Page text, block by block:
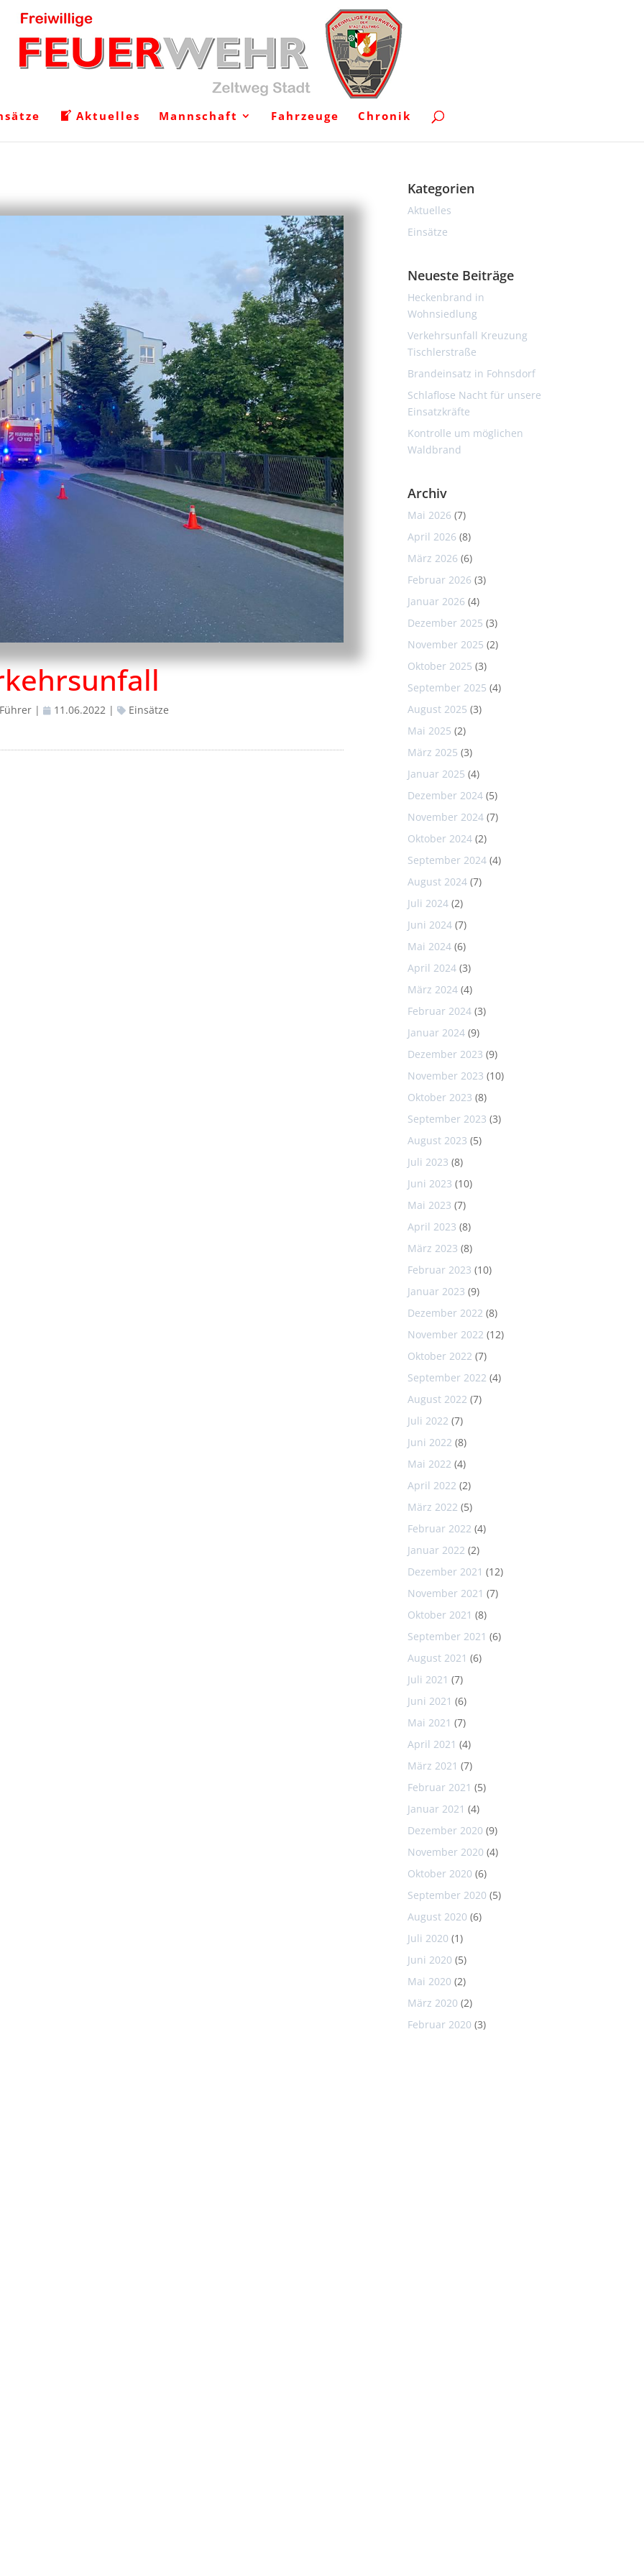
Aktuelles Mannschaft Fahrzeuge Chronik
| 11.06.2022 | Einsätze
Kategorien
Aktuelles
Einsätze
Neueste Beiträge
Heckenbrand in
Wohnsiedlung
Verkehrsunfall Kreuzung
Tischlerstraße
Brandeinsatz in Fohnsdorf
Schlaflose Nacht für unsere
Einsatzkräfte
Kontrolle um möglichen
Waldbrand
Archiv
Mai 2026 (7)
April 2026 (8)
März 2026 (6)
Februar 2026 (3)
Januar 2026 (4)
Dezember 2025 (3)
November 2025 (2)
Oktober 2025 (3)
September 2025 (4)
August 2025 (3)
Mai 2025 (2)
März 2025 (3)
Januar 2025 (4)
Dezember 2024 (5)
November 2024 (7)
Oktober 2024 (2)
September 2024 (4)
August 2024 (7)
Juli 2024 (2)
Juni 2024 (7)
Mai 2024 (6)
April 2024 (3)
März 2024 (4)
Februar 2024 (3)
Januar 2024 (9)
Dezember 2023 (9)
November 2023 (10)
Oktober 2023 (8)
September 2023 (3)
August 2023 (5)
Juli 2023 (8)
Juni 2023 (10)
Mai 2023 (7)
April 2023 (8)
März 2023 (8)
Februar 2023 (10)
Januar 2023 (9)
Dezember 2022 (8)
November 2022 (12)
Oktober 2022 (7)
September 2022 (4)
August 2022 (7)
Juli 2022 (7)
Juni 2022 (8)
Mai 2022 (4)
April 2022 (2)
März 2022 (5)
Februar 2022 (4)
Januar 2022 (2)
Dezember 2021 (12)
November 2021 (7)
Oktober 2021 (8)
September 2021 (6)
August 2021 (6)
Juli 2021 (7)
Juni 2021 (6)
Mai 2021 (7)
April 2021 (4)
März 2021 (7)
Februar 2021 (5)
Januar 2021 (4)
Dezember 2020 (9)
November 2020 (4)
Oktober 2020 (6)
September 2020 (5)
August 2020 (6)
Juli 2020 (1)
Juni 2020 (5)
Mai 2020 (2)
März 2020 (2)
Februar 2020 (3)